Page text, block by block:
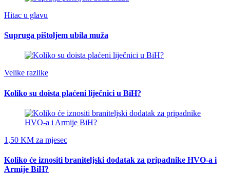
Hitac u glavu
Supruga pištoljem ubila muža
Velike razlike
Koliko su doista plaćeni liječnici u BiH?
1,50 KM za mjesec
Koliko će iznositi braniteljski dodatak za pripadnike HVO-a i
Armije BiH?